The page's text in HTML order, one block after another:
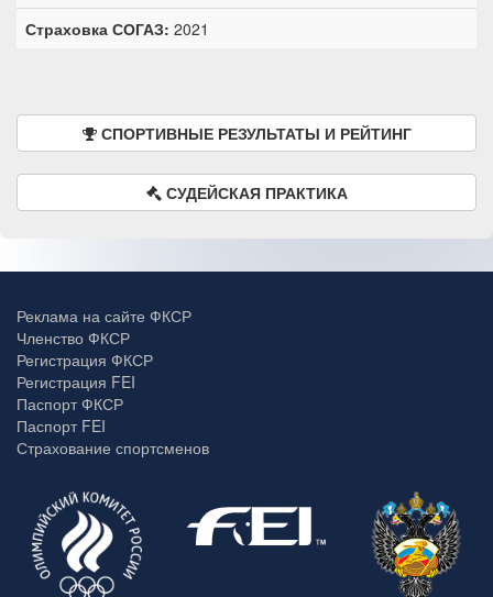
Страховка СОГАЗ: 2021
СПОРТИВНЫЕ РЕЗУЛЬТАТЫ И РЕЙТИНГ
СУДЕЙСКАЯ ПРАКТИКА
Реклама на сайте ФКСР
Членство ФКСР
Регистрация ФКСР
Регистрация FEI
Паспорт ФКСР
Паспорт FEI
Страхование спортсменов